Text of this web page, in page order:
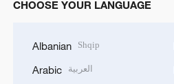
CHOOSE YOUR LANGUAGE
Albanian Shqip
Arabic العربية